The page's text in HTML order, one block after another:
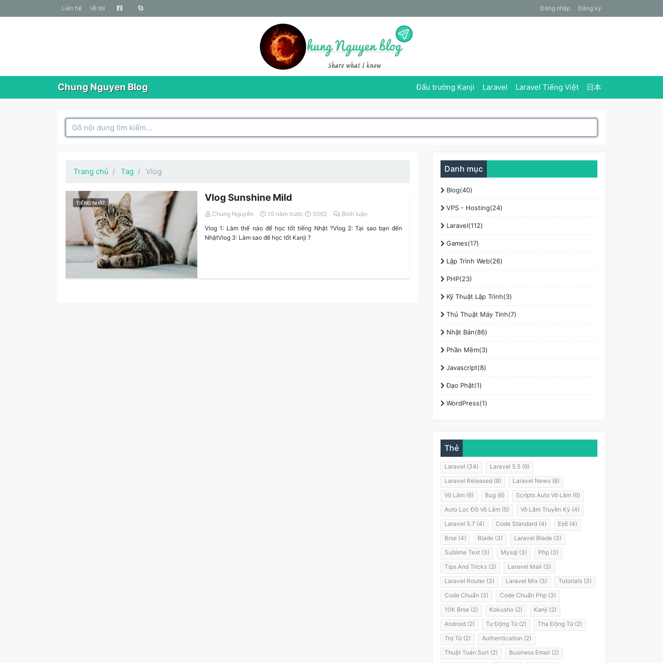
liên hệ Về tôi Đăng nhập Đăng ký
Chung Nguyen Blog Đấu trường Kanji Laravel Laravel Tiếng Việt 日本
Search Box
Trang chủ Tag Vlog
TIẾNG NHẬT Vlog Sunshine Mild
Chung Nguyễn 10 năm trước 3062
Bình luận
Vlog 1: Làm thế nào để học tốt tiếng Nhật ?Vlog 2: Tại sao bạn đến
NhậtVlog 3: Làm sao để học tốt Kanji ?
Danh mục
Blog(40)
VPS - Hosting(24)
Laravel(112)
Games(17)
Lập Trình Web(26)
PHP(23)
Kỹ Thuật Lập Trình(3)
Thủ Thuật Máy Tính(7)
Nhật Bản(86)
Phần Mềm(3)
Javascript(8)
Đạo Phật(1)
WordPress(1)
Thẻ
Laravel (34)
Laravel 5.5 (9)
Laravel Released (8)
Laravel News (8)
Võ Lâm (6)
Bug (6)
Scripts Auto Võ Lâm (6)
Auto Lọc Đồ Võ Lâm (5)
Võ Lâm Truyền Kỳ (4)
Laravel 5.7 (4)
Code Standard (4)
Es6 (4)
Brse (4)
Blade (3)
Laravel Blade (3)
Sublime Text (3)
Mysql (3)
Php (3)
Tips And Tricks (3)
Laravel Mail (3)
Laravel Router (3)
Laravel Mix (3)
Tutorials (3)
Code Chuẩn (3)
Code Chuẩn Php (3)
10K Brse (2)
Kokusho (2)
Kanji (2)
Android (2)
Tự Động Từ (2)
Tha Động Từ (2)
Trợ Từ (2)
Authentication (2)
Thuật Toán Sort (2)
Business Email (2)